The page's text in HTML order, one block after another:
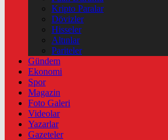
Kripto Paralar
Dövizler
Hisseler
Altınlar
Pariteler
Gündem
Ekonomi
Spor
Magazin
Foto Galeri
Videolar
Yazarlar
Gazeteler